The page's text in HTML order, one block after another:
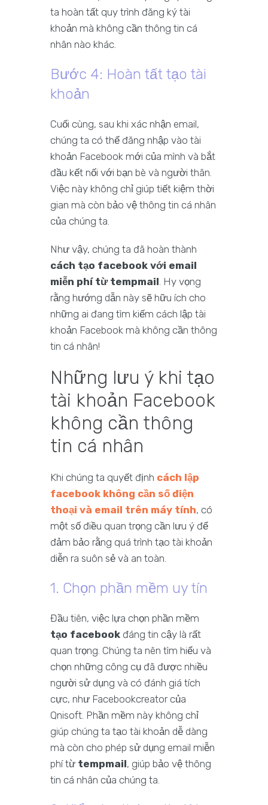
ta hoàn tất quy trình đăng ký tài
khoản mà không cần thông tin cá
nhân nào khác.
Bước 4: Hoàn tất tạo tài
khoản
Cuối cùng, sau khi xác nhận email,
chúng ta có thể đăng nhập vào tài
khoản Facebook mới của mình và bắt
đầu kết nối với bạn bè và người thân.
Việc này không chỉ giúp tiết kiệm thời
gian mà còn bảo vệ thông tin cá nhân
của chúng ta.
Như vậy, chúng ta đã hoàn thành
cách tạo facebook với email
miễn phí từ tempmail. Hy vọng
rằng hướng dẫn này sẽ hữu ích cho
những ai đang tìm kiếm cách lập tài
khoản Facebook mà không cần thông
tin cá nhân!
Những lưu ý khi tạo
tài khoản Facebook
không cần thông
tin cá nhân
Khi chúng ta quyết định cách lập
facebook không cần số điện
thoại và email trên máy tính, có
một số điều quan trọng cần lưu ý để
đảm bảo rằng quá trình tạo tài khoản
diễn ra suôn sẻ và an toàn.
1. Chọn phần mềm uy tín
Đầu tiên, việc lựa chọn phần mềm
tạo facebook đáng tin cậy là rất
quan trọng. Chúng ta nên tìm hiểu và
chọn những công cụ đã được nhiều
người sử dụng và có đánh giá tích
cực, như Facebookcreator của
Qnisoft. Phần mềm này không chỉ
giúp chúng ta tạo tài khoản dễ dàng
mà còn cho phép sử dụng email miễn
phí từ tempmail, giúp bảo vệ thông
tin cá nhân của chúng ta.